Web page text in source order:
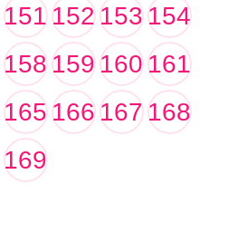
151152153154
158159160161
165166167168
169